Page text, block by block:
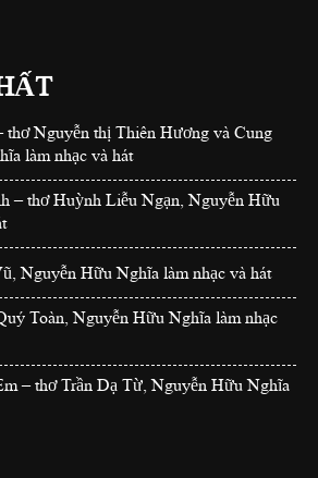
Nguyễn thị Thiên Hương và Cung
làm nhạc và hát
– thơ Huỳnh Liễu Ngạn, Nguyễn Hữu
Nguyễn Hữu Nghĩa làm nhạc và hát
Toàn, Nguyễn Hữu Nghĩa làm nhạc
– thơ Trần Dạ Từ, Nguyễn Hữu Nghĩa